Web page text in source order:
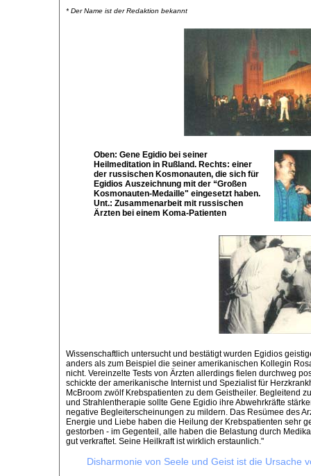
* Der Name ist der Redaktion bekannt
Oben: Gene Egidio bei seiner
Heilmeditation in Rußland. Rechts: einer
der russischen Kosmonauten, die sich für
Egidios Auszeichnung mit der “Großen
Kosmonauten-Medaille" eingesetzt haben.
Unt.: Zusammenarbeit mit russischen
Ärzten bei einem Koma-Patienten
Wissenschaftlich untersucht und bestätigt wurden Egidios
anders als zum Beispiel die seiner amerikanischen Kollegin
nicht. Vereinzelte Tests von Ärzten allerdings fielen durchweg
schickte der amerikanische Internist und Spezialist für
McBroom zwölf Krebspatienten zu dem Geistheiler. Begleitend
und Strahlentherapie sollte Gene Egidio ihre Abwehrkräfte
negative Begleiterscheinungen zu mildern. Das Resümee des
Energie und Liebe haben die Heilung der Krebspatienten sehr
gestorben - im Gegenteil, alle haben die Belastung durch
gut verkraftet. Seine Heilkraft ist wirklich erstaunlich."
Disharmonie von Seele und Geist ist die Ursache